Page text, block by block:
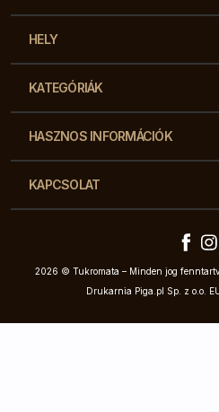
HELY
KATEGÓRIÁK
HASZNOS INFORMÁCIÓK
KAPCSOLAT
2026 © Tukromata – Minden jog
Drukarnia Piga.pl Sp. z o.o.